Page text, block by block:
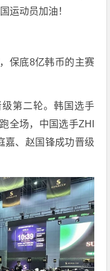
运动员加油！
保底8亿韩币的主赛
第二轮。韩国选手
全场，中国选手ZHI
嘉、赵国锋成功晋级